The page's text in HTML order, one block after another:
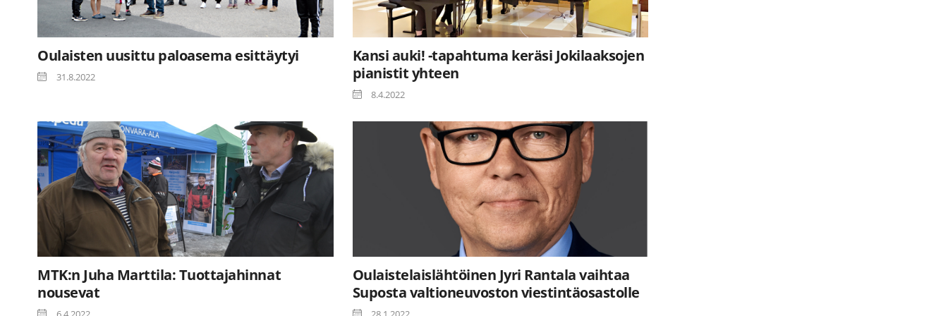
Oulaisten uusittu paloasema esittäytyi
31.8.2022
Kansi auki! -tapahtuma keräsi Jokilaaksojen
pianistit yhteen
8.4.2022
MTK:n Juha Marttila: Tuottajahinnat
nousevat
Oulaistelaislähtöinen Jyri Rantala vaihtaa
Suposta valtioneuvoston viestintäosastolle